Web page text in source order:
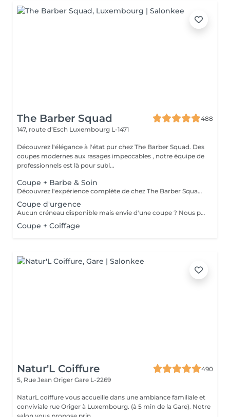
The Barber Squad
488
147, route d’Esch Luxembourg L-1471
Découvrez l'élégance à l'état pur chez The Barber Squad. Des
coupes modernes aux rasages impeccables , notre équipe de
professionnels est là pour subl...
Coupe + Barbe & Soin
Découvrez l'expérience complète de chez The Barber Squad ! Shampooing & soins profonds + Coupe complète + Coiffage. Taille de Barbe & Contours à la lame & soins régénérant + Serviette Chaude & Froide + Nettoyage exfoliant du visage + Vapeur + Massage Relaxant + After Shave + Huile à barbe + Hydratation de la peau . Pour que votre expérience chez nous soit optimal , une boisson de votre choix vous est offerte !
Coupe d'urgence
Aucun créneau disponible mais envie d'une coupe ? Nous pouvons vous proposer un rendez-vous avant ou après nos horaires, ou durant la pause. Pour cette prestation, merci de contacter directement le shop.
Coupe + Coiffage
Natur'L Coiffure
490
5, Rue Jean Origer Gare L-2269
NaturL coiffure vous accueille dans une ambiance familiale et
conviviale rue Origer à Luxembourg. (à 5 min de la Gare). Notre